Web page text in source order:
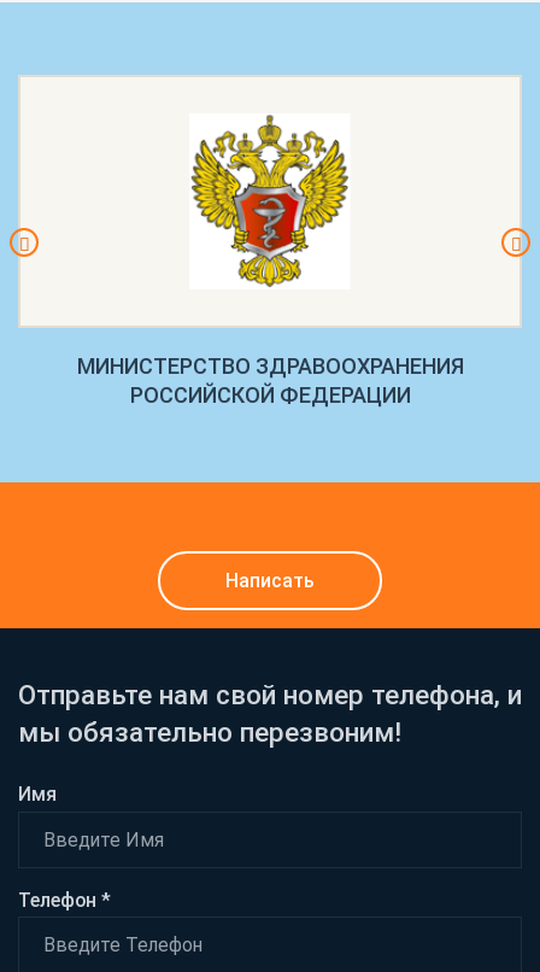
МИНИСТЕРСТВО ЗДРАВООХРАНЕНИЯ
РОССИЙСКОЙ ФЕДЕРАЦИИ
Написать
Отправьте нам свой номер телефона, и
мы обязательно перезвоним!
Имя
Телефон *